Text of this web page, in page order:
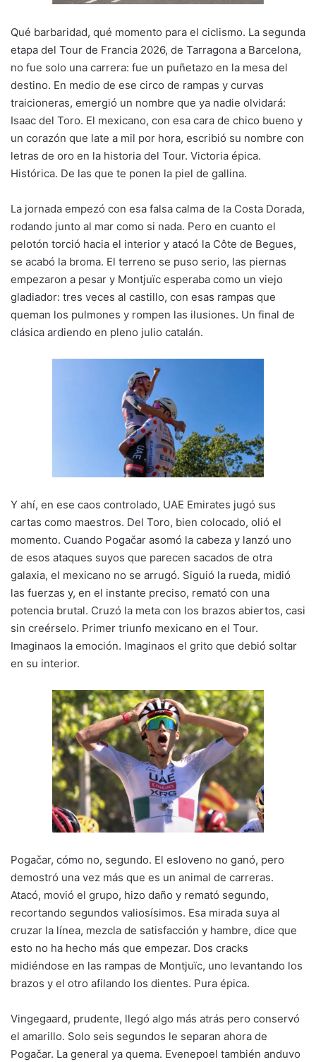
Qué barbaridad, qué momento para el ciclismo. La segunda
etapa del Tour de Francia 2026, de Tarragona a Barcelona,
no fue solo una carrera: fue un puñetazo en la mesa del
destino. En medio de ese circo de rampas y curvas
traicioneras, emergió un nombre que ya nadie olvidará:
Isaac del Toro. El mexicano, con esa cara de chico bueno y
un corazón que late a mil por hora, escribió su nombre con
letras de oro en la historia del Tour. Victoria épica.
Histórica. De las que te ponen la piel de gallina.
La jornada empezó con esa falsa calma de la Costa Dorada,
rodando junto al mar como si nada. Pero en cuanto el
pelotón torció hacia el interior y atacó la Côte de Begues,
se acabó la broma. El terreno se puso serio, las piernas
empezaron a pesar y Montjuïc esperaba como un viejo
gladiador: tres veces al castillo, con esas rampas que
queman los pulmones y rompen las ilusiones. Un final de
clásica ardiendo en pleno julio catalán.
Y ahí, en ese caos controlado, UAE Emirates jugó sus
cartas como maestros. Del Toro, bien colocado, olió el
momento. Cuando Pogačar asomó la cabeza y lanzó uno
de esos ataques suyos que parecen sacados de otra
galaxia, el mexicano no se arrugó. Siguió la rueda, midió
las fuerzas y, en el instante preciso, remató con una
potencia brutal. Cruzó la meta con los brazos abiertos, casi
sin creérselo. Primer triunfo mexicano en el Tour.
Imaginaos la emoción. Imaginaos el grito que debió soltar
en su interior.
Pogačar, cómo no, segundo. El esloveno no ganó, pero
demostró una vez más que es un animal de carreras.
Atacó, movió el grupo, hizo daño y remató segundo,
recortando segundos valiosísimos. Esa mirada suya al
cruzar la línea, mezcla de satisfacción y hambre, dice que
esto no ha hecho más que empezar. Dos cracks
midiéndose en las rampas de Montjuïc, uno levantando los
brazos y el otro afilando los dientes. Pura épica.
Vingegaard, prudente, llegó algo más atrás pero conservó
el amarillo. Solo seis segundos le separan ahora de
Pogačar. La general ya quema. Evenepoel también anduvo